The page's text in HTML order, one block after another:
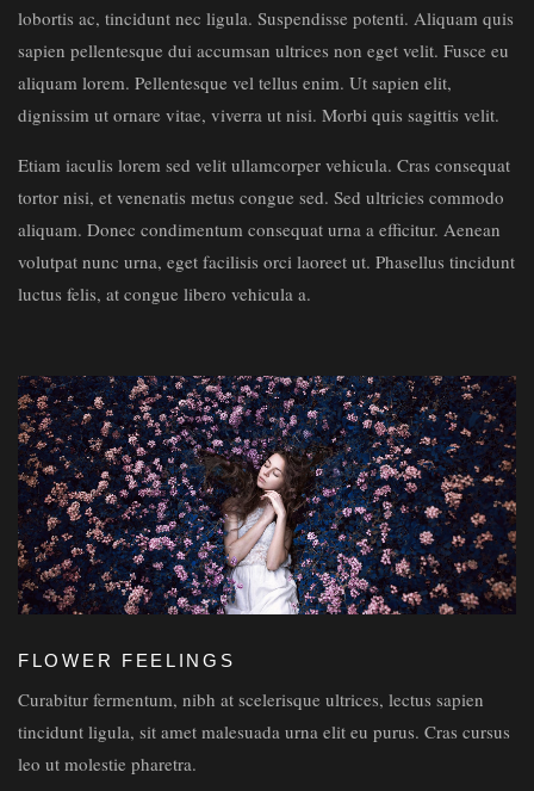
lobortis ac, tincidunt nec ligula. Suspendisse potenti. Aliquam quis
sapien pellentesque dui accumsan ultrices non eget velit. Fusce eu
aliquam lorem. Pellentesque vel tellus enim. Ut sapien elit,
dignissim ut ornare vitae, viverra ut nisi. Morbi quis sagittis velit.
Etiam iaculis lorem sed velit ullamcorper vehicula. Cras consequat
tortor nisi, et venenatis metus congue sed. Sed ultricies commodo
aliquam. Donec condimentum consequat urna a efficitur. Aenean
volutpat nunc urna, eget facilisis orci laoreet ut. Phasellus tincidunt
luctus felis, at congue libero vehicula a.
FLOWER FEELINGS
Curabitur fermentum, nibh at scelerisque ultrices, lectus sapien
tincidunt ligula, sit amet malesuada urna elit eu purus. Cras cursus
leo ut molestie pharetra.